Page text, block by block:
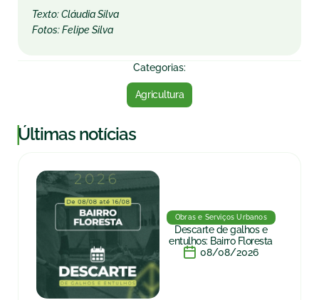
Texto: Cláudia Silva
Fotos: Felipe Silva
Categorias:
Agricultura
|Últimas notícias
Obras e Serviços Urbanos
Descarte de galhos e
entulhos: Bairro Floresta
08/08/2026